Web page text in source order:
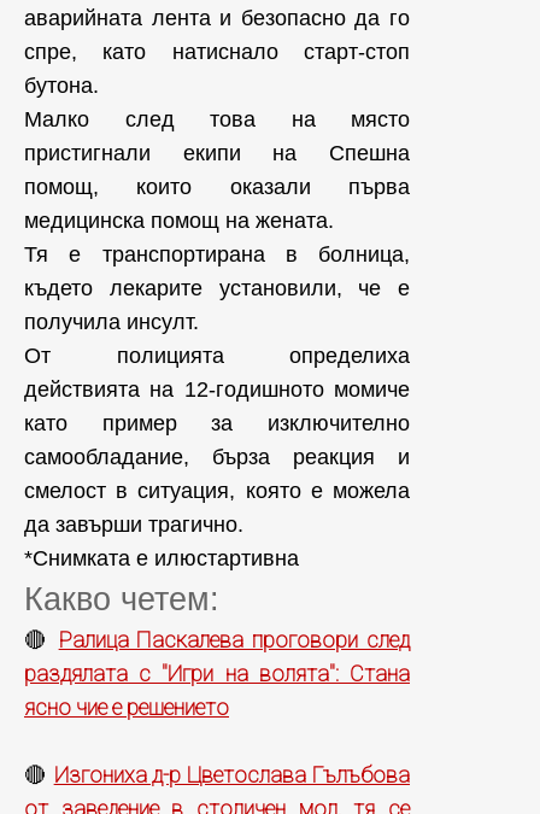
аварийната лента и безопасно да го
спре, като натиснало старт-стоп
бутона.
Малко след това на място
пристигнали екипи на Спешна
помощ, които оказали първа
медицинска помощ на жената.
Тя е транспортирана в болница,
където лекарите установили, че е
получила инсулт.
От полицията определиха
действията на 12-годишното момиче
като пример за изключително
самообладание, бърза реакция и
смелост в ситуация, която е можела
да завърши трагично.
*Снимката е илюстартивна
Какво четем:
🔴 Ралица Паскалева проговори след
раздялата с "Игри на волята": Стана
ясно чие е решението
🔴 Изгониха д-р Цветослава Гълъбова
от заведение в столичен мол, тя се